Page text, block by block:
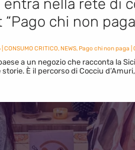
entra nella rete di
chi non
| CONSUMO CRITICO,NEWS,Pago chi non paga
a un negozio che racconta la
È il percorso di Cocciu